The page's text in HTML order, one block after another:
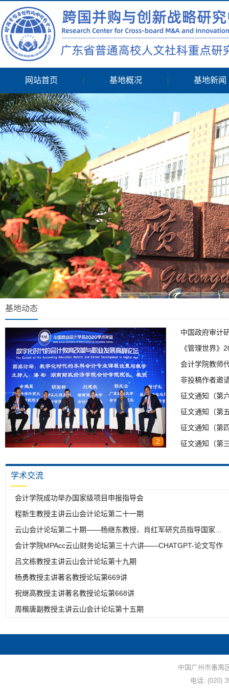
网站首页 | 基地概况 | 基地新闻
基地动态
1 2
中国政府审计
《管理世界》
会计学院教师
非投稿作者邀
征文通知（第
征文通知（第
征文通知（第
征文通知（第
学术交流
会计学院成功举办国家级项目申报指导会
程新生教授主讲云山会计论坛第二十一期
云山会计论坛第二十期——杨继东教授、肖红军研究员指导国家...
会计学院MPAcc云山财务论坛第三十六讲——CHATGPT-论文写作
吕文栋教授主讲云山会计论坛第十九期
杨勇教授主讲著名教授论坛第669讲
祝继高教授主讲著名教授论坛第668讲
周楷唐副教授主讲云山会计论坛第十五期
中国广州市番禺
电话: (020)